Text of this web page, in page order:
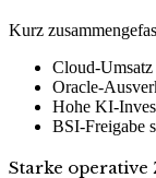
Kurz
Cloud-Umsatz
Oracle-
Hohe KI-
BSI-Freigabe
Starke operative